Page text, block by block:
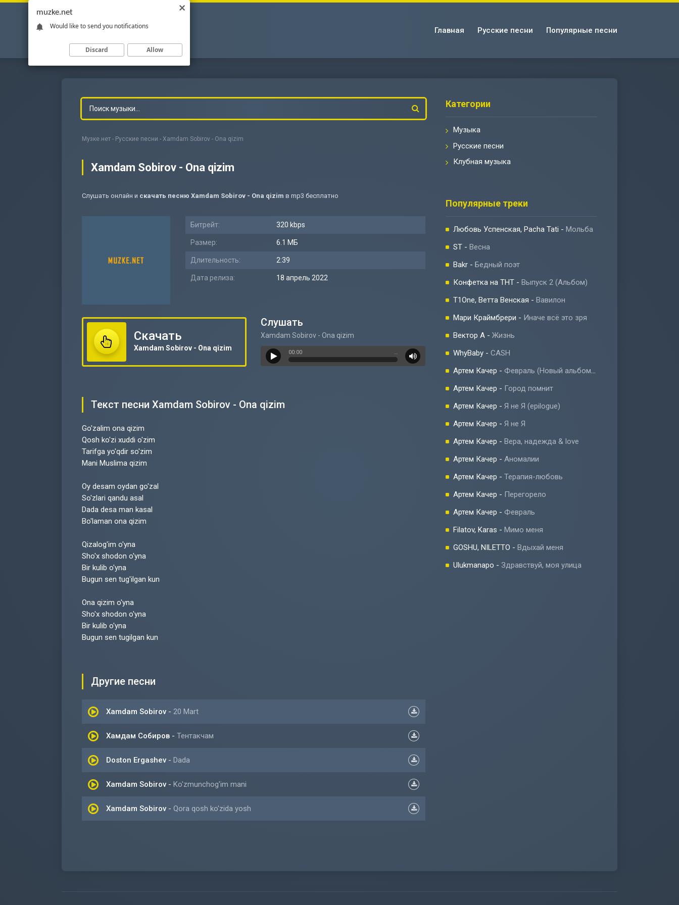
Главная Русские песни Популярные песни
Музке.нет - Русские песни - Xamdam Sobirov - Ona qizim
Xamdam Sobirov - Ona qizim
Слушать онлайн и скачать песню Xamdam Sobirov - Ona qizim в mp3 бесплатно
Битрейт: 320 kbps
Размер: 6.1 МБ
Длительность: 2:39
Дата релиза: 18 апрель 2022
Скачать
Xamdam Sobirov - Ona qizim
Слушать
Xamdam Sobirov - Ona qizim
00:00 …
Текст песни Xamdam Sobirov - Ona qizim
Go'zalim ona qizim
Qosh ko'zi xuddi o'zim
Tarifga yo'qdir so'zim
Mani Muslima qizim
Oy desam oydan go'zal
So'zlari qandu asal
Dada desa man kasal
Bo'laman ona qizim
Qizalog'im o'yna
Sho'x shodon o'yna
Bir kulib o'yna
Bugun sen tug'ilgan kun
Ona qizim o'yna
Sho'x shodon o'yna
Bir kulib o'yna
Bugun sen tugilgan kun
Другие песни
Xamdam Sobirov - 20 Mart
Хамдам Собиров - Тентакчам
Doston Ergashev - Dada
Xamdam Sobirov - Ko'zmunchog'im mani
Xamdam Sobirov - Qora qosh ko'zida yosh
Категории
Музыка
Русские песни
Клубная музыка
Популярные треки
Любовь Успенская, Pacha Tati - Мольба
ST - Весна
Bakr - Бедный поэт
Конфетка на ТНТ - Выпуск 2 (Альбом)
T1One, Ветта Венская - Вавилон
Мари Краймбрери - Иначе всё это зря
Вектор А - Жизнь
WhyBaby - CASH
Артем Качер - Февраль (Новый альбом 2023)
Артем Качер - Город помнит
Артем Качер - Я не Я (epilogue)
Артем Качер - Я не Я
Артем Качер - Вера, надежда & love
Артем Качер - Аномалии
Артем Качер - Терапия-любовь
Артем Качер - Перегорело
Артем Качер - Февраль
Filatov, Karas - Мимо меня
GOSHU, NILETTO - Вдыхай меня
Ulukmanapo - Здравствуй, моя улица
muzke.net
Would like to send you notifications
Discard Allow